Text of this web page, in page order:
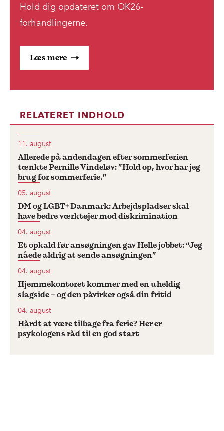
Hold dig opdateret om OK26-
forhandlingerne.
Læs mere
RELATERET INDHOLD
11. august
Allerede på andendagen efter sommerferien
tænkte Pernille Vindeløv: ”Hold op, hvor har jeg
brug for sommerferie.”
05. august
DM og LGBT+ Danmark: Arbejdspladser skal
have bedre værktøjer mod diskrimination
04. august
Et opkald før ansøgningen gav Helle jobbet: “Jeg
nåede aldrig at sende ansøgningen”
04. august
Hjemmekontoret kommer med en uheldig
slagside – og den påvirker også din fritid
04. august
Hårdt at være tilbage fra ferie? Her er
psykologens råd til en god start